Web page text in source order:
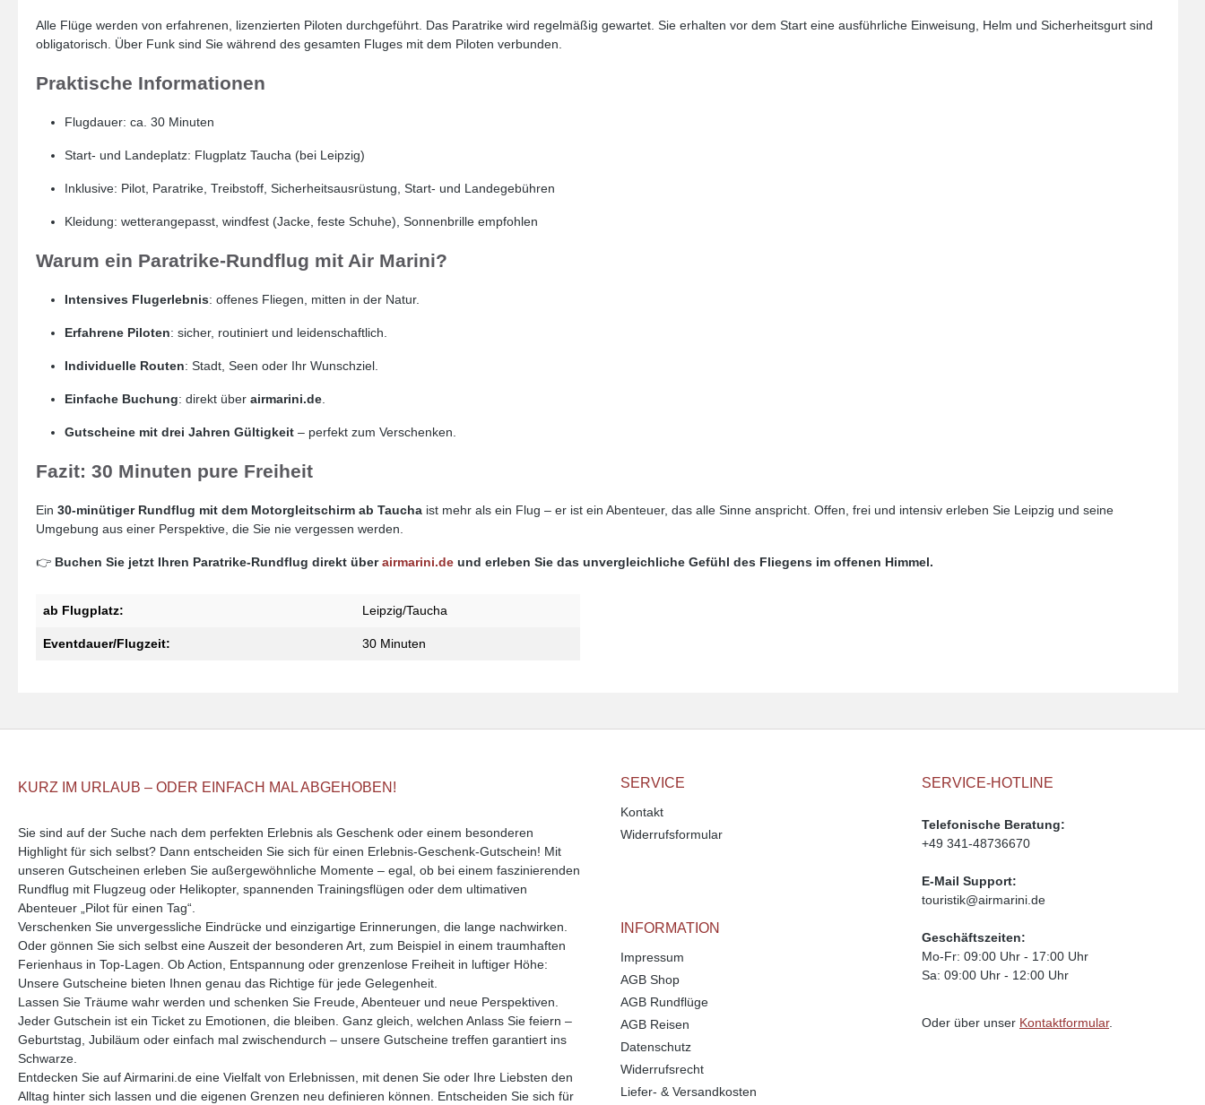
Alle Flüge werden von erfahrenen, lizenzierten Piloten durchgeführt. Das Paratrike wird regelmäßig gewartet. Sie erhalten vor dem Start eine ausführliche Einweisung, Helm und Sicherheitsgurt sind
obligatorisch. Über Funk sind Sie während des gesamten Fluges mit dem Piloten verbunden.
Praktische Informationen
Flugdauer: ca. 30 Minuten
Start- und Landeplatz: Flugplatz Taucha (bei Leipzig)
Inklusive: Pilot, Paratrike, Treibstoff, Sicherheitsausrüstung, Start- und Landegebühren
Kleidung: wetterangepasst, windfest (Jacke, feste Schuhe), Sonnenbrille empfohlen
Warum ein Paratrike-Rundflug mit Air Marini?
Intensives Flugerlebnis: offenes Fliegen, mitten in der Natur.
Erfahrene Piloten: sicher, routiniert und leidenschaftlich.
Individuelle Routen: Stadt, Seen oder Ihr Wunschziel.
Einfache Buchung: direkt über airmarini.de
Gutscheine mit drei Jahren Gültigkeit – perfekt zum Verschenken.
Fazit: 30 Minuten pure Freiheit
Ein 30-minütiger Rundflug mit dem Motorgleitschirm ab Taucha ist mehr als ein Flug – er ist ein Abenteuer, das alle Sinne anspricht. Offen, frei und intensiv erleben Sie Leipzig und seine
Umgebung aus einer Perspektive, die Sie nie vergessen werden.
👉 Buchen Sie jetzt Ihren Paratrike-Rundflug direkt überairmarini.de und erleben Sie das unvergleichliche Gefühl des Fliegens im offenen Himmel.
ab Flugplatz: Leipzig/Taucha
Eventdauer/Flugzeit: 30 Minuten
KURZ IM URLAUB – ODER EINFACH MAL ABGEHOBEN!
Sie sind auf der Suche nach dem perfekten Erlebnis als Geschenk oder einem besonderen
Highlight für sich selbst? Dann entscheiden Sie sich für einen Erlebnis-Geschenk-Gutschein! Mit
unseren Gutscheinen erleben Sie außergewöhnliche Momente – egal, ob bei einem faszinierenden
Rundflug mit Flugzeug oder Helikopter, spannenden Trainingsflügen oder dem ultimativen
Abenteuer „Pilot für einen Tag“.
Verschenken Sie unvergessliche Eindrücke und einzigartige Erinnerungen, die lange nachwirken.
Oder gönnen Sie sich selbst eine Auszeit der besonderen Art, zum Beispiel in einem traumhaften
Ferienhaus in Top-Lagen. Ob Action, Entspannung oder grenzenlose Freiheit in luftiger Höhe:
Unsere Gutscheine bieten Ihnen genau das Richtige für jede Gelegenheit.
Lassen Sie Träume wahr werden und schenken Sie Freude, Abenteuer und neue Perspektiven.
Jeder Gutschein ist ein Ticket zu Emotionen, die bleiben. Ganz gleich, welchen Anlass Sie feiern –
Geburtstag, Jubiläum oder einfach mal zwischendurch – unsere Gutscheine treffen garantiert ins
Schwarze.
Entdecken Sie auf Airmarini.de eine Vielfalt von Erlebnissen, mit denen Sie oder Ihre Liebsten den
Alltag hinter sich lassen und die eigenen Grenzen neu definieren können. Entscheiden Sie sich für
SERVICE
Kontakt
Widerrufsformular
INFORMATION
Impressum
AGB Shop
AGB Rundflüge
AGB Reisen
Datenschutz
Widerrufsrecht
Liefer- & Versandkosten
SERVICE-HOTLINE
Telefonische Beratung:
+49 341-48736670
E-Mail Support:
touristik@airmarini.de
Geschäftszeiten:
Mo-Fr: 09:00 Uhr - 17:00 Uhr
Sa: 09:00 Uhr - 12:00 Uhr
Oder über unser Kontaktformular.